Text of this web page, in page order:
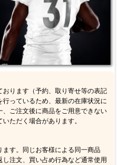
ります（予約、取り寄せ等の表記
っているため、最新の在庫状況に
、ご注文後に商品をご用意できない
ただく場合があります。
す。同じお客様による同一商品
し注文、買い占め行為など通常使用